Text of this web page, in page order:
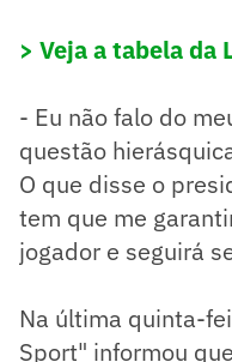
> Veja a tabela da
- Eu não falo do
questão
O que disse o
tem que me
jogador e seguirá
Na última quinta-
Sport" informou que